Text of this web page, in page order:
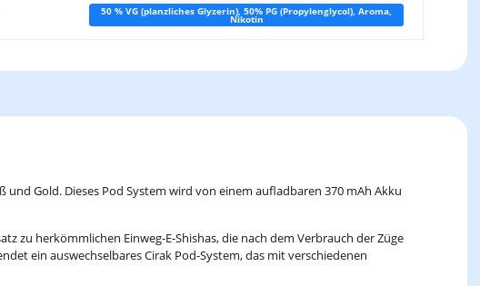
50 % VG (planzliches Glyzerin), 50% PG (Propylenglycol), Aroma,
Nikotin
und Gold. Dieses Pod System wird von einem aufladbaren 370 mAh Akku
zu herkömmlichen Einweg-E-Shishas, die nach dem Verbrauch der Züge
ein auswechselbares Cirak Pod-System, das mit verschiedenen